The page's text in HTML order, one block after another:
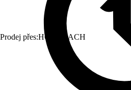
Prodej přes:HORNBACH